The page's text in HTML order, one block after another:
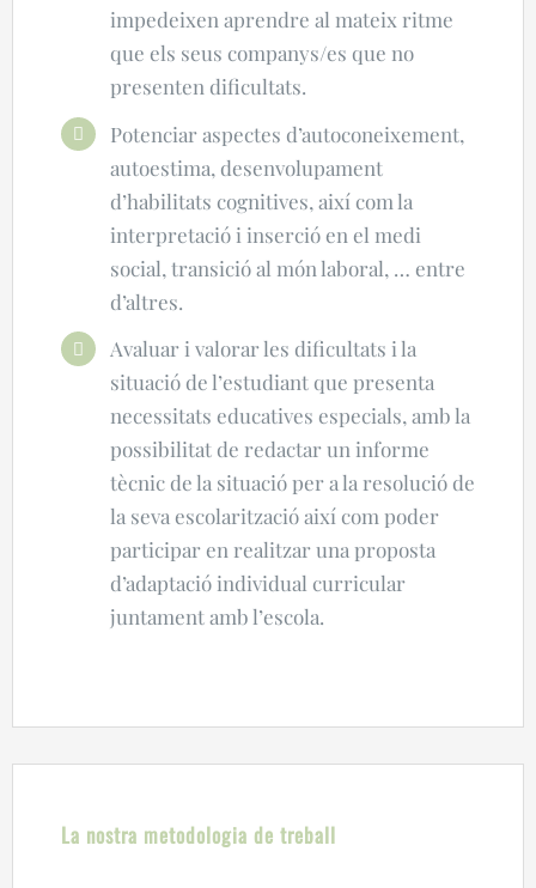
impedeixen aprendre al mateix ritme
que els seus companys/es que no
presenten dificultats.
Potenciar aspectes d’autoconeixement,
autoestima, desenvolupament
d’habilitats cognitives, així com la
interpretació i inserció en el medi
social, transició al món laboral, … entre
d’altres.
Avaluar i valorar les dificultats i la
situació de l’estudiant que presenta
necessitats educatives especials, amb la
possibilitat de redactar un informe
tècnic de la situació per a la resolució de
la seva escolarització així com poder
participar en realitzar una proposta
d’adaptació individual curricular
juntament amb l’escola.
La nostra metodologia de treball